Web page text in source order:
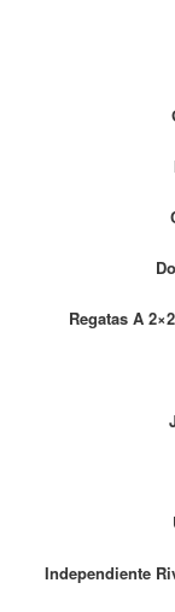
Regatas A
Independiente